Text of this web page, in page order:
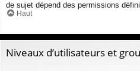
de sujet dépend des permissions
Haut
Niveaux d’utilisateurs et